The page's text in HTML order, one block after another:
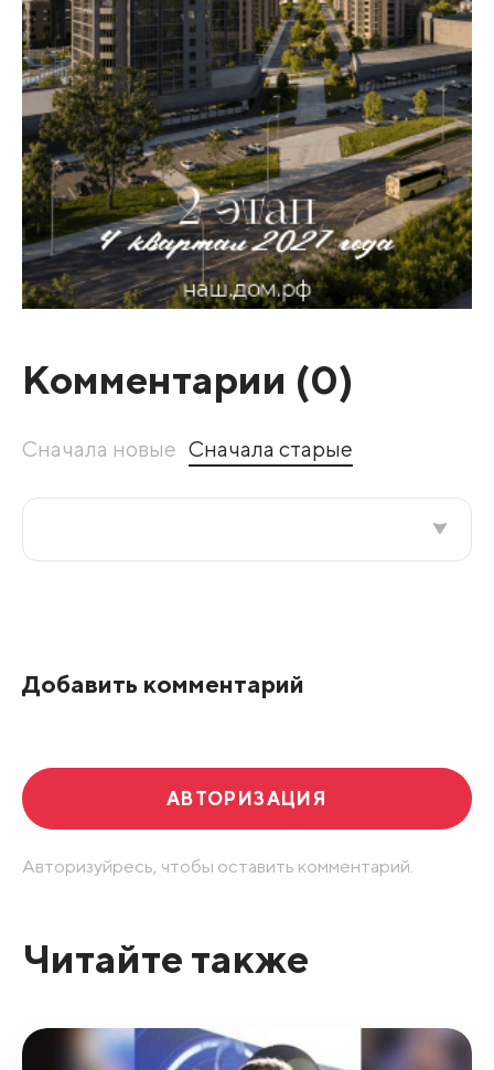
Комментарии (0)
Сначала новые Сначала старые
Добавить комментарий
АВТОРИЗАЦИЯ
Авторизуйресь, чтобы оставить комментарий.
Читайте также